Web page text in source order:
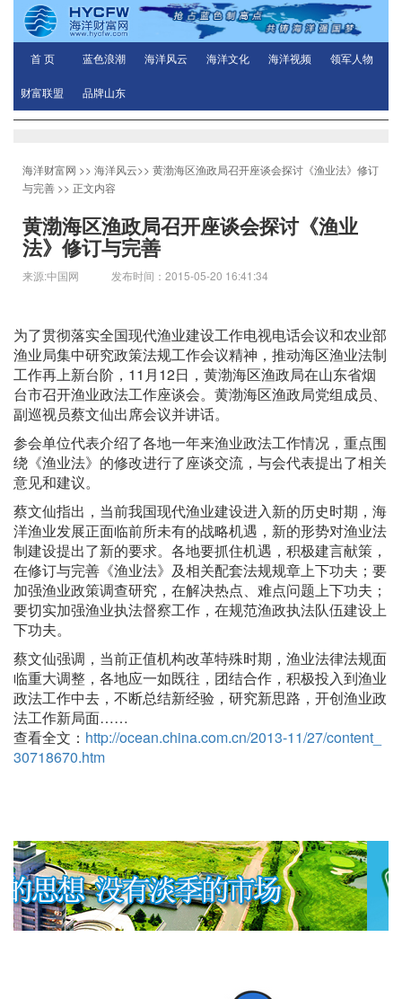
首 页 蓝色浪潮 海洋风云 海洋文化 海洋视频 领军人物
财富联盟 品牌山东
海洋财富网 >> 海洋风云>> 黄渤海区渔政局召开座谈会探讨《渔业法》修订
与完善 >> 正文内容
黄渤海区渔政局召开座谈会探讨《渔业
法》修订与完善
来源:中国网 发布时间：2015-05-20 16:41:34
为了贯彻落实全国现代渔业建设工作电视电话会议和农业部
渔业局集中研究政策法规工作会议精神，推动海区渔业法制
工作再上新台阶，11月12日，黄渤海区渔政局在山东省烟
台市召开渔业政法工作座谈会。黄渤海区渔政局党组成员、
副巡视员蔡文仙出席会议并讲话。
参会单位代表介绍了各地一年来渔业政法工作情况，重点围
绕《渔业法》的修改进行了座谈交流，与会代表提出了相关
意见和建议。
蔡文仙指出，当前我国现代渔业建设进入新的历史时期，海
洋渔业发展正面临前所未有的战略机遇，新的形势对渔业法
制建设提出了新的要求。各地要抓住机遇，积极建言献策，
在修订与完善《渔业法》及相关配套法规规章上下功夫；要
加强渔业政策调查研究，在解决热点、难点问题上下功夫；
要切实加强渔业执法督察工作，在规范渔政执法队伍建设上
下功夫。
蔡文仙强调，当前正值机构改革特殊时期，渔业法律法规面
临重大调整，各地应一如既往，团结合作，积极投入到渔业
政法工作中去，不断总结新经验，研究新思路，开创渔业政
法工作新局面……
查看全文： http://ocean.china.com.cn/2013-11/27/content_
30718670.htm